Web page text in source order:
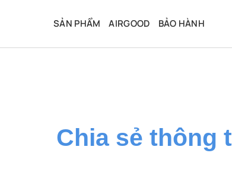
dung
SẢN PHẨM AIRGOOD BẢO HÀNH
Chia sẻ thông